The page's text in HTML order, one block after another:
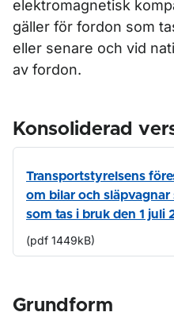
elektromagnetisk
gäller för fordon som
eller senare och vid
av fordon.
Konsoliderad
Transportstyrelsens
om bilar och släpvagnar
som tas i bruk den 1 juli
(pdf 1449kB)
Grundform